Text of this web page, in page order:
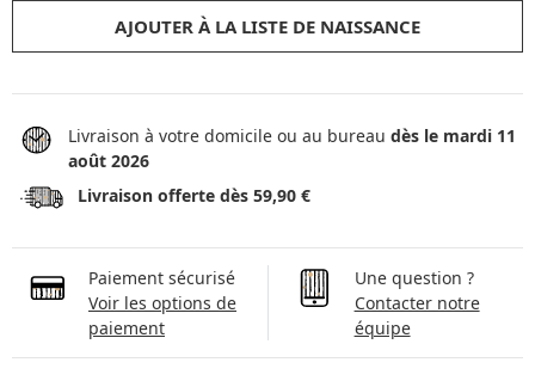
AJOUTER À LA LISTE DE NAISSANCE
Livraison à votre domicile ou au bureau dès le mardi 11
août 2026
Livraison offerte dès 59,90 €
Paiement sécurisé
Voir les options de
paiement
Une question ?
Contacter notre
équipe